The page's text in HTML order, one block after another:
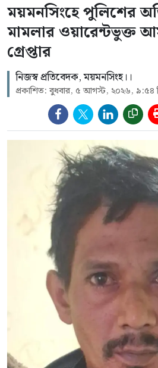
ময়মনসিংহে পুলিশের
মামলার ওয়ারেন্টভুক্ত
গ্রেপ্তার
নিজস্ব প্রতিবেদক, ময়মনসিংহ।।
প্রকাশিত: বুধবার, ৫ আগস্ট, ২০২৬, ৯:৫৪